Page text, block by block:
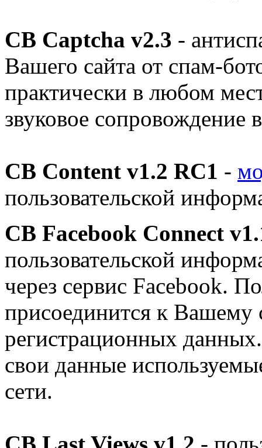
CB Captcha v2.3 -
Вашего сайта от спам-
практически в любом
звуковое сопровождение
CB Content v1.2 RC1 -
пользовательской
CB Facebook Connect
пользовательской
через сервис Facebook.
присоединится к Вашему
регистрационных
свои данные
сети.